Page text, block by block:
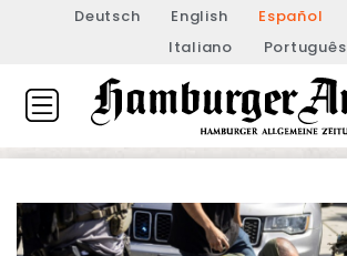
Deutsch English Español
Italiano
Português